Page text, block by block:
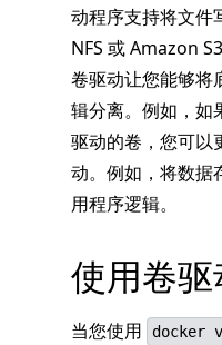
动程序支持将文件
NFS 或 Amazon S3
卷驱动让您能够将
辑分离。例如，如
驱动的卷，您可以
动。例如，将数据
用程序逻辑。
使用卷驱
当您使用 docker